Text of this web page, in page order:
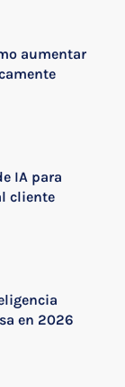
aumentar
IA para
cliente
en 2026